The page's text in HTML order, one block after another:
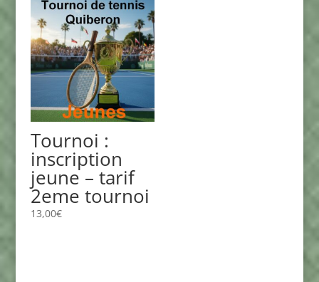
Tournoi :
inscription
jeune – tarif
2eme tournoi
13,00€